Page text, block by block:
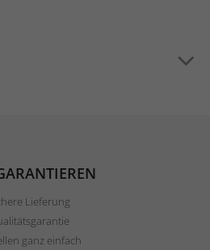
Lieferung
ganz einfach